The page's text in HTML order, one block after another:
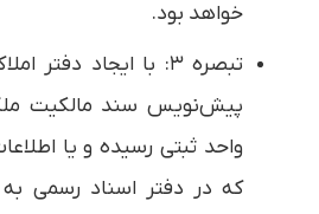
خواهد بود.
تبصره ۳: با ایجاد دفتر
پیش‌نویس سند مالکیت
واحد ثبتی رسیده و یا
که در دفتر اسناد رسمی